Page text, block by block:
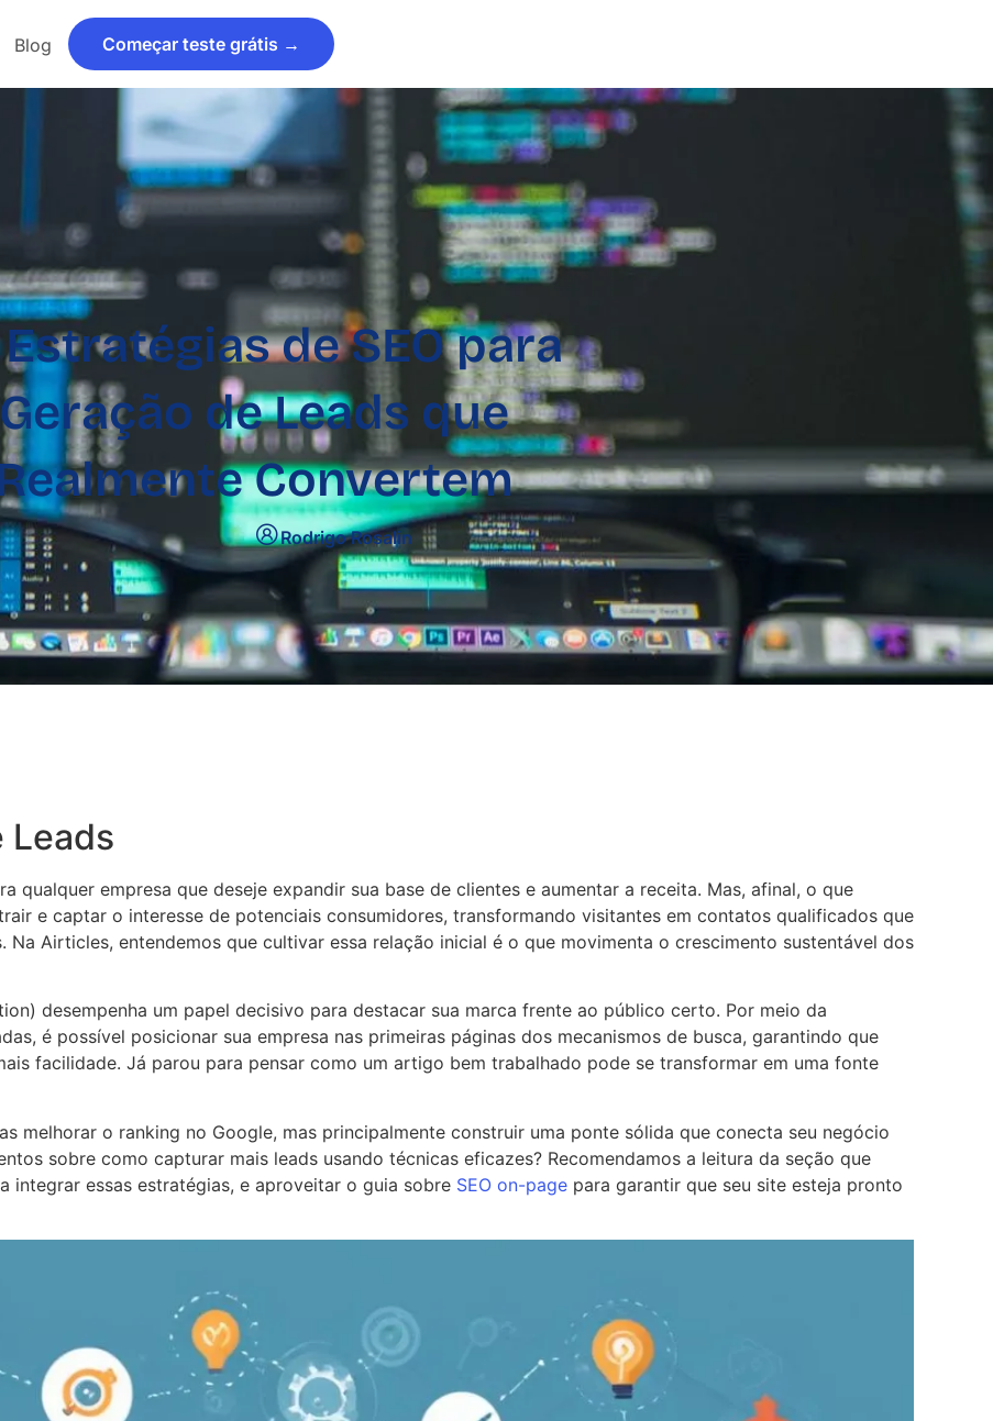
Blog Começar teste grátis →
Estratégias de SEO para
Geração de Leads que
Convertem
Rodrigo Rosalin
Leads
qualquer empresa que deseje expandir sua base de clientes e aumentar a receita. Mas, afinal, o que
e captar o interesse de potenciais consumidores, transformando visitantes em contatos qualificados que
Airticles, entendemos que cultivar essa relação inicial é o que movimenta o crescimento sustentável dos
desempenha um papel decisivo para destacar sua marca frente ao público certo. Por meio da
é possível posicionar sua empresa nas primeiras páginas dos mecanismos de busca, garantindo que
facilidade. Já parou para pensar como um artigo bem trabalhado pode se transformar em uma fonte
melhorar o ranking no Google, mas principalmente construir uma ponte sólida que conecta seu negócio
sobre como capturar mais leads usando técnicas eficazes? Recomendamos a leitura da seção que
integrar essas estratégias, e aproveitar o guia sobre SEO on-page para garantir que seu site esteja pronto